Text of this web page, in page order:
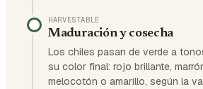
HARVESTABLE
Maduración y cosecha
Los chiles pasan de verde a
su color final: rojo brillante,
melocotón o amarillo, según la